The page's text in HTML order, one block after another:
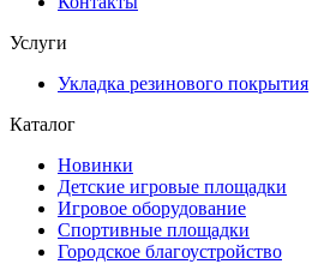
Услуги
Укладка резинового покрытия
Каталог
Новинки
Детские игровые площадки
Игровое оборудование
Спортивные площадки
Городское благоустройство